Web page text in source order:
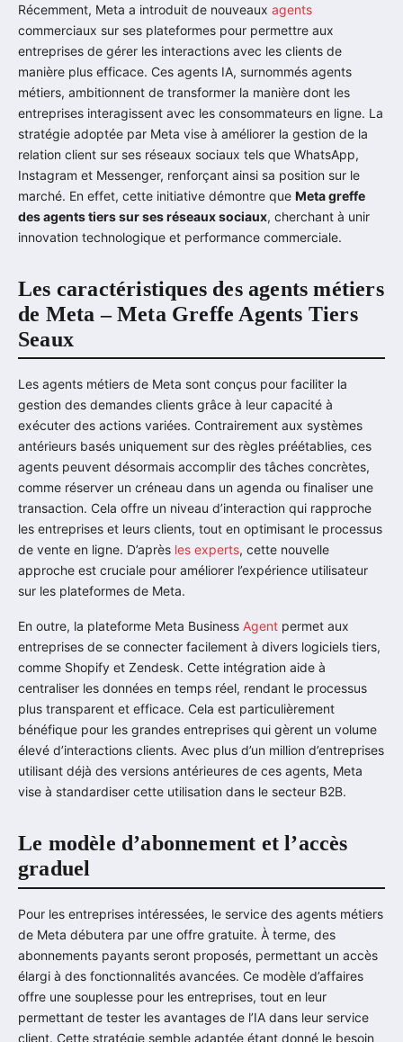
Récemment, Meta a introduit de nouveaux agents
commerciaux sur ses plateformes pour permettre aux
entreprises de gérer les interactions avec les clients de
manière plus efficace. Ces agents IA, surnommés agents
métiers, ambitionnent de transformer la manière dont les
entreprises interagissent avec les consommateurs en ligne. La
stratégie adoptée par Meta vise à améliorer la gestion de la
relation client sur ses réseaux sociaux tels que WhatsApp,
Instagram et Messenger, renforçant ainsi sa position sur le
marché. En effet, cette initiative démontre que Meta greffe
des agents tiers sur ses réseaux sociaux, cherchant à unir
innovation technologique et performance commerciale.
Les caractéristiques des agents métiers
de Meta – Meta Greffe Agents Tiers
Seaux
Les agents métiers de Meta sont conçus pour faciliter la
gestion des demandes clients grâce à leur capacité à
exécuter des actions variées. Contrairement aux systèmes
antérieurs basés uniquement sur des règles préétablies, ces
agents peuvent désormais accomplir des tâches concrètes,
comme réserver un créneau dans un agenda ou finaliser une
transaction. Cela offre un niveau d’interaction qui rapproche
les entreprises et leurs clients, tout en optimisant le processus
de vente en ligne. D’après les experts, cette nouvelle
approche est cruciale pour améliorer l’expérience utilisateur
sur les plateformes de Meta.
En outre, la plateforme Meta Business Agent permet aux
entreprises de se connecter facilement à divers logiciels tiers,
comme Shopify et Zendesk. Cette intégration aide à
centraliser les données en temps réel, rendant le processus
plus transparent et efficace. Cela est particulièrement
bénéfique pour les grandes entreprises qui gèrent un volume
élevé d’interactions clients. Avec plus d’un million d’entreprises
utilisant déjà des versions antérieures de ces agents, Meta
vise à standardiser cette utilisation dans le secteur B2B.
Le modèle d’abonnement et l’accès
graduel
Pour les entreprises intéressées, le service des agents métiers
de Meta débutera par une offre gratuite. À terme, des
abonnements payants seront proposés, permettant un accès
élargi à des fonctionnalités avancées. Ce modèle d’affaires
offre une souplesse pour les entreprises, tout en leur
permettant de tester les avantages de l’IA dans leur service
client. Cette stratégie semble adaptée étant donné le besoin